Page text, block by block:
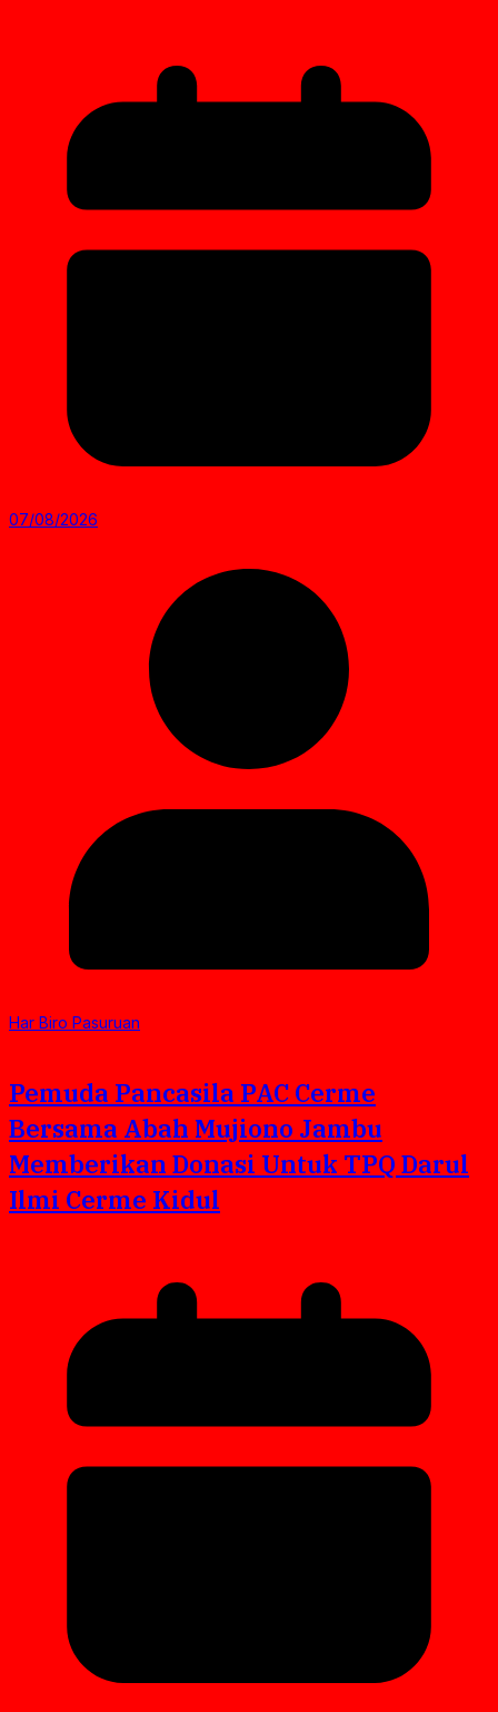
07/08/2026
Har Biro Pasuruan
Pemuda Pancasila PAC Cerme
Bersama Abah Mujiono Jambu
Memberikan Donasi Untuk TPQ Darul
Ilmi Cerme Kidul